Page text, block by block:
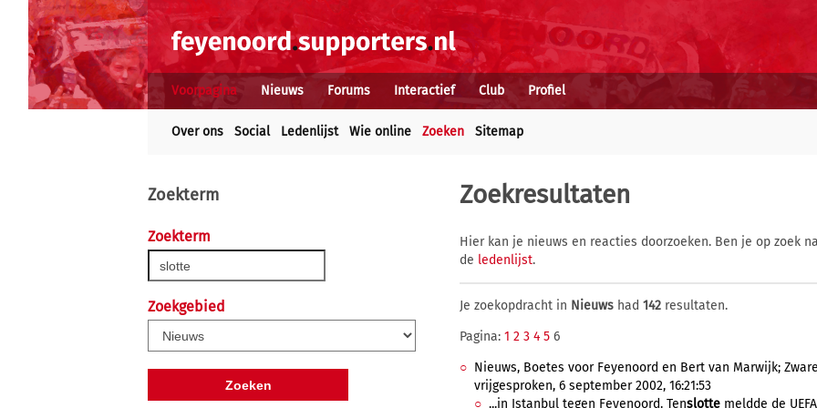
Voorpagina Nieuws Forums Interactief Club Profiel
Over ons Social Ledenlijst Wie online Zoeken Sitemap
Zoekterm
Zoekterm
Zoekgebied
Zoekresultaten
Hier kan je nieuws en reacties doorzoeken. Ben je op zoek
de ledenlijst.
Je zoekopdracht in Nieuws had 142 resultaten.
Pagina: 1 2 3 4 5 6
Nieuws, Boetes voor Feyenoord en Bert van Marwijk;
vrijgesproken, 6 september 2002, 16:21:53
...in Istanbul tegen Feyenoord. Tenslotte meldde de